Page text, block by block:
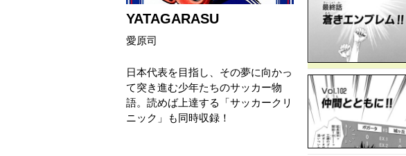
YATAGARASU
愛原司
日本代表を目指し、その夢に向かっ
て突き進む少年たちのサッカー物
語。読めば上達する「サッカークリ
ニック」も同時収録！